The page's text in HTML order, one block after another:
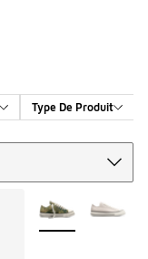
Type De Produit
Plus de couleurs